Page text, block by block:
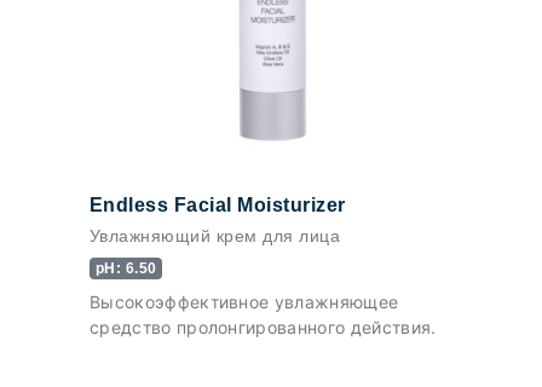
Endless Facial Moisturizer
Увлажняющий крем для лица
pH: 6.50
Высокоэффективное увлажняющее
средство пролонгированного действия.